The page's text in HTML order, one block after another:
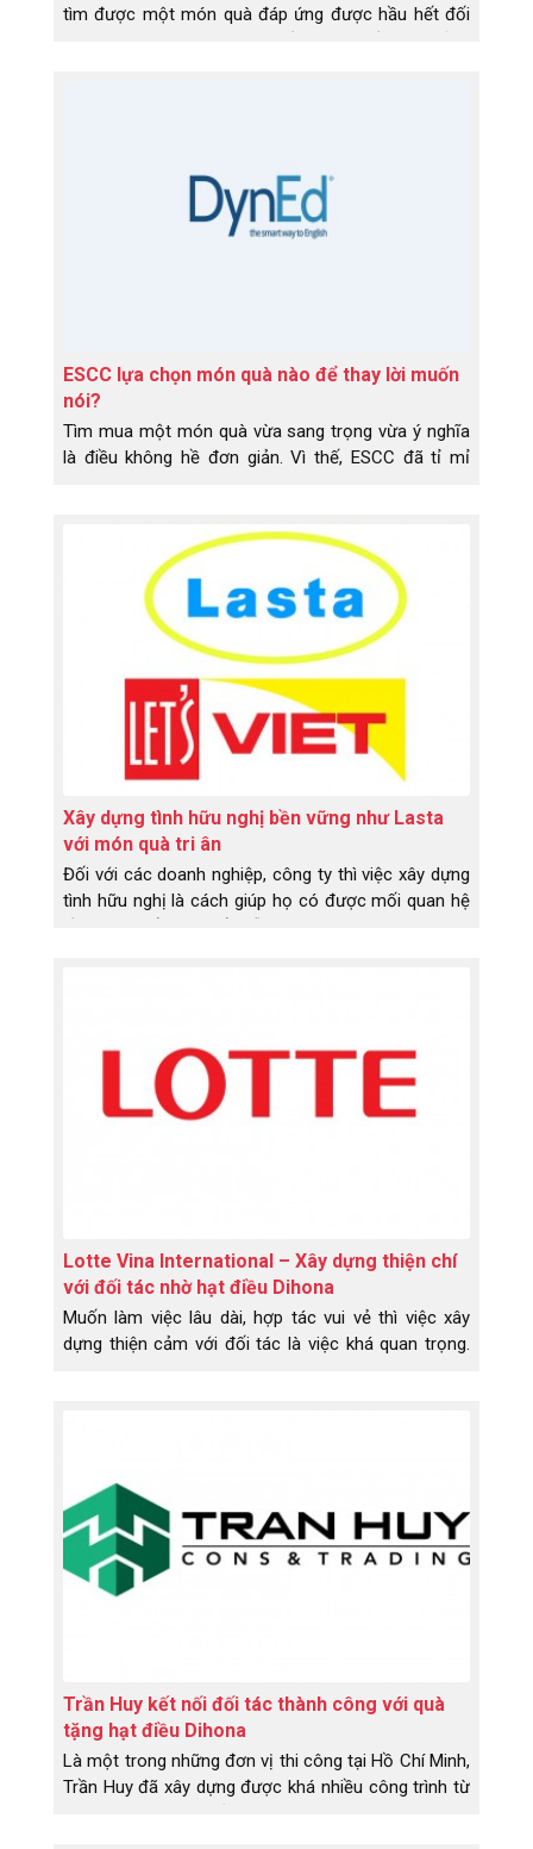
tìm được một món quà đáp ứng được hầu hết đối
ESCC lựa chọn món quà nào để thay lời muốn
nói?
Tìm mua một món quà vừa sang trọng vừa ý nghĩa
là điều không hề đơn giản. Vì thế, ESCC đã tỉ mỉ
Xây dựng tình hữu nghị bền vững như Lasta
với món quà tri ân
Đối với các doanh nghiệp, công ty thì việc xây dựng
tình hữu nghị là cách giúp họ có được mối quan hệ
Lotte Vina International – Xây dựng thiện chí
với đối tác nhờ hạt điều Dihona
Muốn làm việc lâu dài, hợp tác vui vẻ thì việc xây
dựng thiện cảm với đối tác là việc khá quan trọng.
Trần Huy kết nối đối tác thành công với quà
tặng hạt điều Dihona
Là một trong những đơn vị thi công tại Hồ Chí Minh,
Trần Huy đã xây dựng được khá nhiều công trình từ